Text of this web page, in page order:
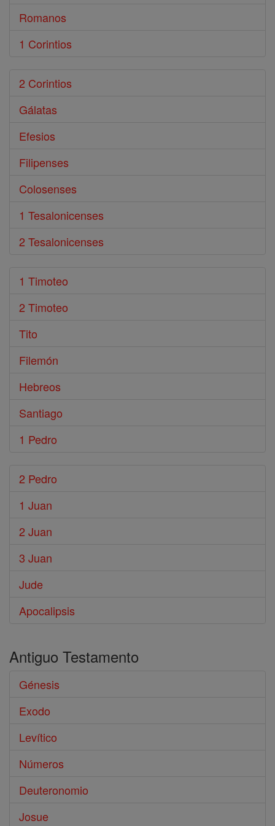
Romanos
1 Corintios
2 Corintios
Gálatas
Efesios
Filipenses
Colosenses
1 Tesalonicenses
2 Tesalonicenses
1 Timoteo
2 Timoteo
Tito
Filemón
Hebreos
Santiago
1 Pedro
2 Pedro
1 Juan
2 Juan
3 Juan
Jude
Apocalipsis
Antiguo Testamento
Génesis
Exodo
Levítico
Números
Deuteronomio
Josue